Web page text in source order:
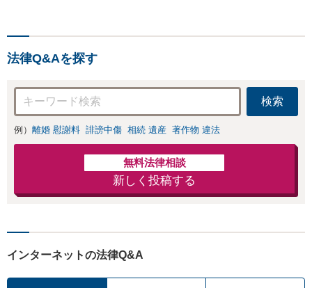
法律Q&Aを探す
検索
例） 離婚 慰謝料 誹謗中傷 相続 遺産 著作物 違法
無料法律相談
新しく投稿する
インターネットの法律Q&A